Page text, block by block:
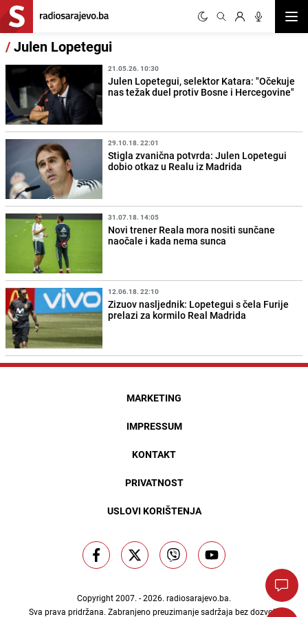
/Julen Lopetegui
21.05.26. 10:30
Julen Lopetegui, selektor Katara: "Očekuje
nas težak duel protiv Bosne i Hercegovine"
29.10.18. 22:01
Stigla zvanična potvrda: Julen Lopetegui
dobio otkaz u Realu iz Madrida
31.07.18. 14:05
Novi trener Reala mora nositi sunčane
naočale i kada nema sunca
12.06.18. 22:10
Zizuov nasljednik: Lopetegui s čela Furije
prelazi za kormilo Real Madrida
MARKETING
IMPRESSUM
KONTAKT
PRIVATNOST
USLOVI KORIŠTENJA
Copyright 2007. - 2026. radiosarajevo.ba.
Sva prava pridržana. Zabranjeno preuzimanje sadržaja bez dozvole